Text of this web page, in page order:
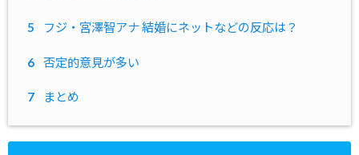
5 フジ・宮澤智アナ 結婚にネットなどの反応は？
6 否定的意見が多い
7 まとめ